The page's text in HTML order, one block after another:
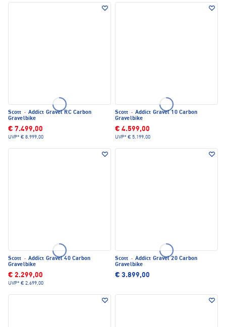
Scott · Addict Gravel RC Carbon
Gravelbike
€ 7.499,00
UVP* € 8.999,00
Scott · Addict Gravel 10 Carbon
Gravelbike
€ 4.599,00
UVP* € 5.199,00
Scott · Addict Gravel 40 Carbon
Gravelbike
€ 2.299,00
UVP* € 2.699,00
Scott · Addict Gravel 20 Carbon
Gravelbike
€ 3.899,00